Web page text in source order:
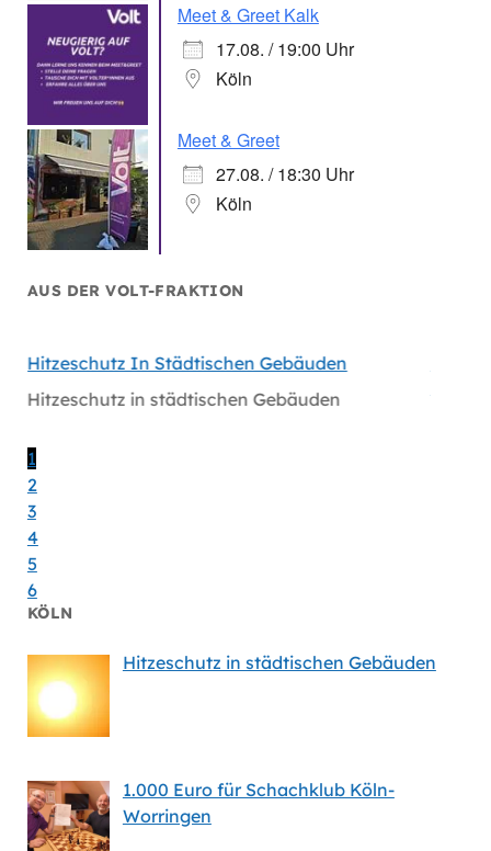
Meet & Greet Kalk
17.08. / 19:00 Uhr
Köln
Meet & Greet
27.08. / 18:30 Uhr
Köln
AUS DER VOLT-FRAKTION
Hitzeschutz In Städtischen Gebäuden
Hitzeschutz in städtischen Gebäuden
1
2
3
4
5
6
KÖLN
Hitzeschutz in städtischen Gebäuden
1.000 Euro für Schachklub Köln-
Worringen